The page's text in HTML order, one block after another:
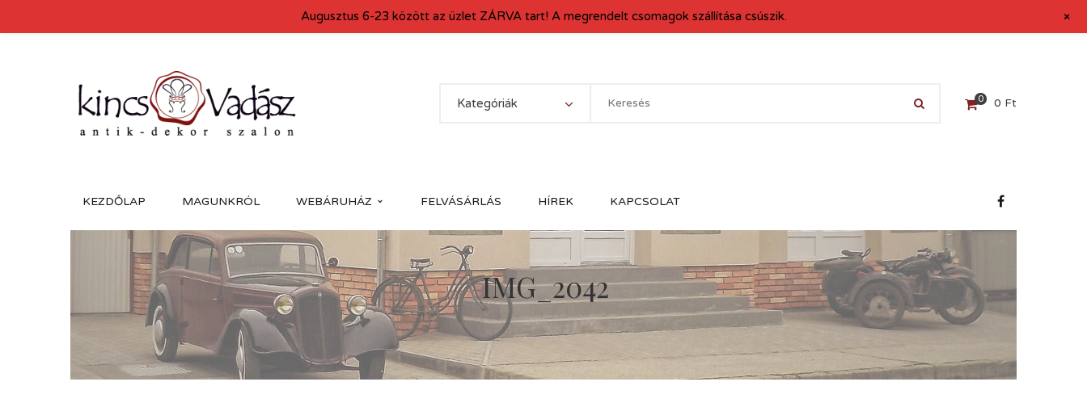
Kategóriák 0 0 Ft
KEZDŐLAP MAGUNKRÓL WEBÁRUHÁZ FELVÁSÁRLÁS HÍREK KAPCSOLAT
IMG_2042
Augusztus 6-23 között az üzlet ZÁRVA tart! A megrendelt csomagok szállítása csúszik. +